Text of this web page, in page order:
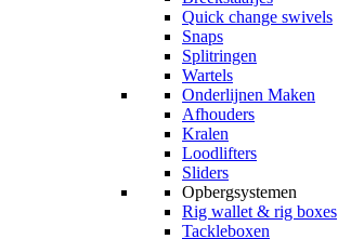
Quick change swivels
Snaps
Splitringen
Wartels
Onderlijnen Maken
Afhouders
Kralen
Loodlifters
Sliders
Opbergsystemen
Rig wallet & rig boxes
Tackleboxen